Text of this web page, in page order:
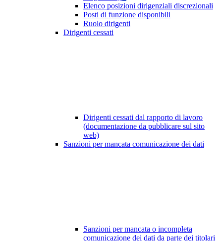
Elenco posizioni dirigenziali discrezionali
Posti di funzione disponibili
Ruolo dirigenti
Dirigenti cessati
Dirigenti cessati dal rapporto di lavoro
(documentazione da pubblicare sul sito
web)
Sanzioni per mancata comunicazione dei dati
Sanzioni per mancata o incompleta
comunicazione dei dati da parte dei titolari